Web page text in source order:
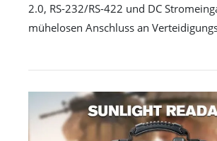
2.0, RS-232/RS-422 und DC
mühelosen Anschluss an